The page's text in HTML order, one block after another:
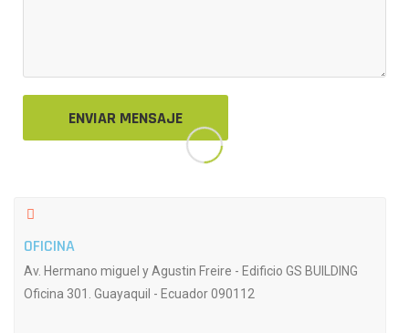
OFICINA
Av. Hermano miguel y Agustin Freire - Edificio GS BUILDING
Oficina 301. Guayaquil - Ecuador 090112